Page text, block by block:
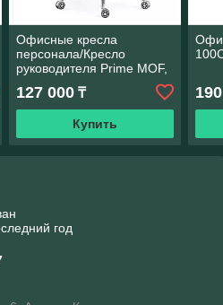
Офисные кресла
персонала/Кресло
руководителя Prime MOF,
эко-кожа/алюминий,
графит — эргономика и
стиль
127 000₸
Купить
год